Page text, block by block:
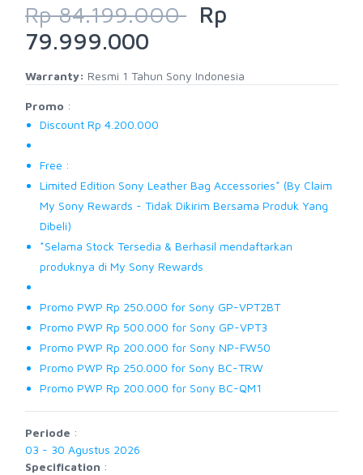
Rp 84.199.000 Rp
79.999.000
Warranty: Resmi 1 Tahun Sony Indonesia
Promo :
Discount Rp 4.200.000
Free :
Limited Edition Sony Leather Bag Accessories* (By Claim
My Sony Rewards - Tidak Dikirim Bersama Produk Yang
Dibeli)
*Selama Stock Tersedia & Berhasil mendaftarkan
produknya di My Sony Rewards
Promo PWP Rp 250.000 for Sony GP-VPT2BT
Promo PWP Rp 500.000 for Sony GP-VPT3
Promo PWP Rp 200.000 for Sony NP-FW50
Promo PWP Rp 250.000 for Sony BC-TRW
Promo PWP Rp 200.000 for Sony BC-QM1
Periode :
03 - 30 Agustus 2026
Specification :